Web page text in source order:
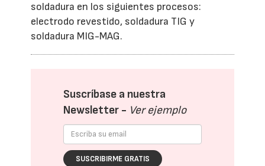
soldadura en los siguientes procesos:
electrodo revestido, soldadura TIG y
soldadura MIG-MAG.
Suscríbase a nuestra
Newsletter - Ver ejemplo
SUSCRIBIRME GRATIS